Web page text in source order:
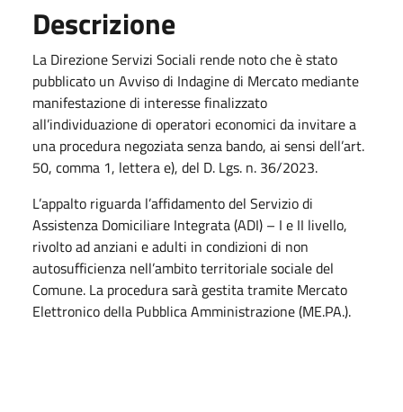
Descrizione
La Direzione Servizi Sociali rende noto che è stato
pubblicato un Avviso di Indagine di Mercato mediante
manifestazione di interesse finalizzato
all’individuazione di operatori economici da invitare a
una procedura negoziata senza bando, ai sensi dell’art.
50, comma 1, lettera e), del D. Lgs. n. 36/2023.
L’appalto riguarda l’affidamento del Servizio di
Assistenza Domiciliare Integrata (ADI) – I e II livello,
rivolto ad anziani e adulti in condizioni di non
autosufficienza nell’ambito territoriale sociale del
Comune. La procedura sarà gestita tramite Mercato
Elettronico della Pubblica Amministrazione (ME.PA.).